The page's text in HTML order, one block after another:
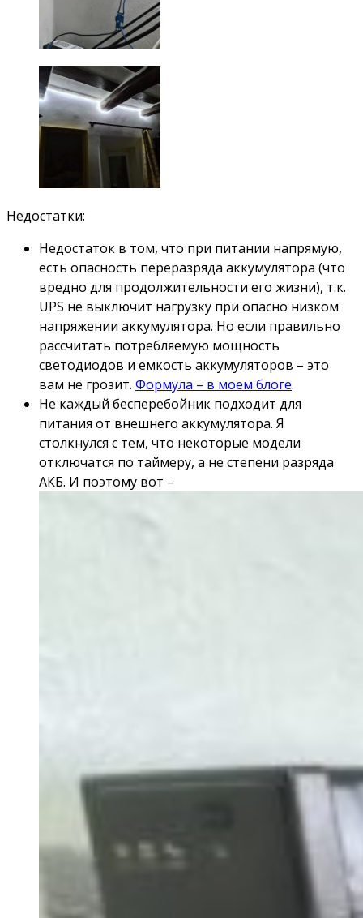
Недостатки:
Недостаток в том, что при питании напрямую,
есть опасность переразряда аккумулятора (что
вредно для продолжительности его жизни), т.к.
UPS не выключит нагрузку при опасно низком
напряжении аккумулятора. Но если правильно
рассчитать потребляемую мощность
светодиодов и емкость аккумуляторов – это
вам не грозит. Формула – в моем блоге.
Не каждый бесперебойник подходит для
питания от внешнего аккумулятора. Я
столкнулся с тем, что некоторые модели
отключатся по таймеру, а не степени разряда
АКБ. И поэтому вот –